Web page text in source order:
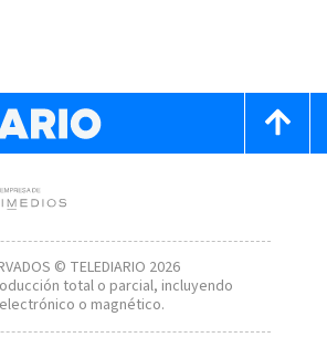
© TELEDIARIO 2026
total o parcial, incluyendo
o magnético.